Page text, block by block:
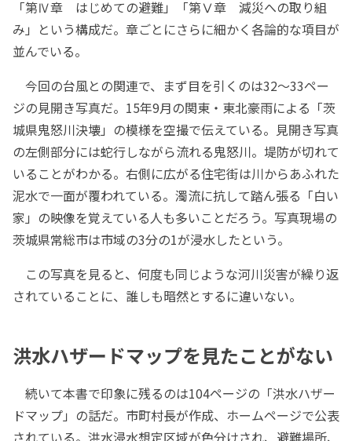
「第Ⅳ章 はじめての避難」「第Ⅴ章 減災への取り組
み」という構成だ。章ごとにさらに細かく各論的な項目が
並んでいる。
今回の台風との関連で、まず目を引くのは32～33ペー
ジの見開き写真だ。15年9月の関東・東北豪雨による「茨
城県鬼怒川決壊」の模様を空撮で伝えている。見開き写真
の左側部分には蛇行しながら流れる鬼怒川。堤防が切れて
いることがわかる。右側に広がる住宅街は川からあふれた
泥水で一面が覆われている。濁流に抗して踏ん張る「白い
家」の映像を覚えている人も多いことだろう。写真現場の
茨城県常総市は市域の3分の1が浸水したという。
この写真を見ると、何度も同じような河川災害が繰り返
されていることに、誰しも暗然とするに違いない。
洪水ハザードマップを見たことがない
続いて本書で印象に残るのは104ページの「洪水ハザー
ドマップ」の話だ。市町村長が作成、ホームページで公表
されている。洪水浸水想定区域が色分けされ、避難場所、